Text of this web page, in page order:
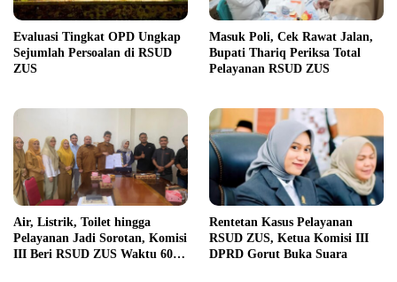
Evaluasi Tingkat OPD Ungkap
Sejumlah Persoalan di RSUD
ZUS
Masuk Poli, Cek Rawat Jalan,
Bupati Thariq Periksa Total
Pelayanan RSUD ZUS
Air, Listrik, Toilet hingga
Pelayanan Jadi Sorotan, Komisi
III Beri RSUD ZUS Waktu 60
Rentetan Kasus Pelayanan
RSUD ZUS, Ketua Komisi III
DPRD Gorut Buka Suara